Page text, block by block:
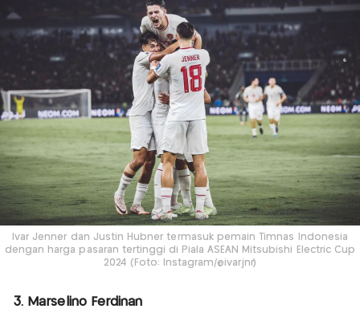
Ivar Jenner dan Justin Hubner termasuk pemain Timnas Indonesia
dengan harga pasaran tertinggi di Piala ASEAN Mitsubishi Electric Cup
2024 (Foto: Instagram/@ivarjnr)
3. Marselino Ferdinan